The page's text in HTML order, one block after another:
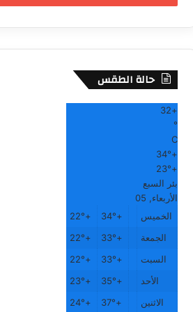
حالة الطقس
+
32
°
C
+
34°
+
23°
بئر السبع
الأربعاء, 05
الخميس
+
34°
+
22°
الجمعة
+
33°
+
22°
السبت
+
33°
+
22°
الأحد
+
35°
+
23°
الاثنين
+
37°
+
24°